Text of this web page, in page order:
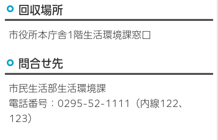
回収場所
市役所本庁舎1階生活環境課窓口
問合せ先
市民生活部生活環境課
電話番号：0295-52-1111（内線122、
123）